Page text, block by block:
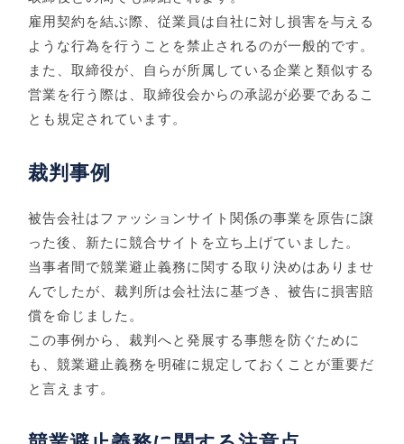
雇用契約を結ぶ際、従業員は自社に対し損害を与える
ような行為を行うことを禁止されるのが一般的です。
また、取締役が、自らが所属している企業と類似する
営業を行う際は、取締役会からの承認が必要であるこ
とも規定されています。
裁判事例
被告会社はファッションサイト関係の事業を原告に譲
った後、新たに競合サイトを立ち上げていました。
当事者間で競業避止義務に関する取り決めはありませ
んでしたが、裁判所は会社法に基づき、被告に損害賠
償を命じました。
この事例から、裁判へと発展する事態を防ぐために
も、競業避止義務を明確に規定しておくことが重要だ
と言えます。